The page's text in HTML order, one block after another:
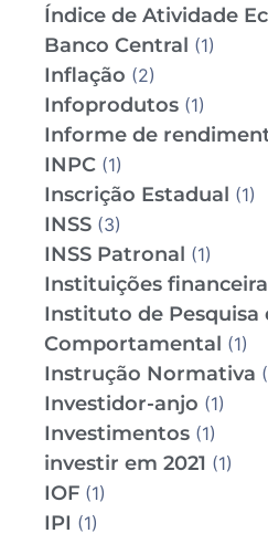
Índice de Atividade
Banco Central (1)
Inflação (2)
Infoprodutos (1)
Informe de
INPC (1)
Inscrição Estadual (1)
INSS (3)
INSS Patronal (1)
Instituições
Instituto de Pesquisa
Comportamental (1)
Instrução Normativa
Investidor-anjo (1)
Investimentos (1)
investir em 2021 (1)
IOF (1)
IPI (1)